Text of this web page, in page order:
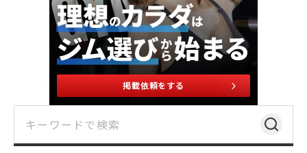
掲載依頼をする